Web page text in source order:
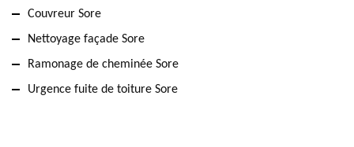
Couvreur Sore
Nettoyage façade Sore
Ramonage de cheminée Sore
Urgence fuite de toiture Sore